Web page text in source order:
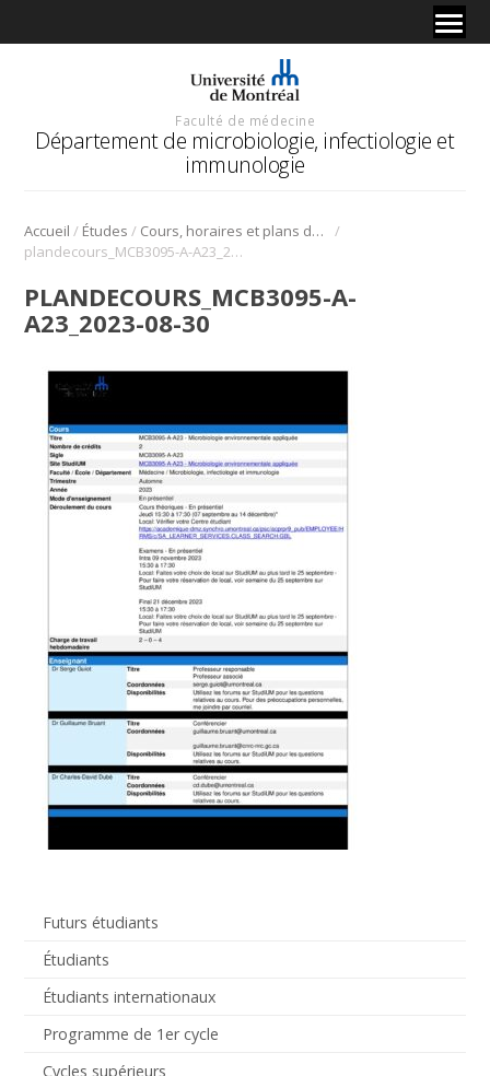
Faculté de médecine
Département de microbiologie, infectiologie et
immunologie
Accueil / Études / Cours, horaires et plans de cours
/
plandecours_MCB3095-A-A23_2023-08-30
Futurs étudiants
Étudiants
Étudiants internationaux
Programme de 1er cycle
Cycles supérieurs
PLANDECOURS_MCB3095-A-
A23_2023-08-30